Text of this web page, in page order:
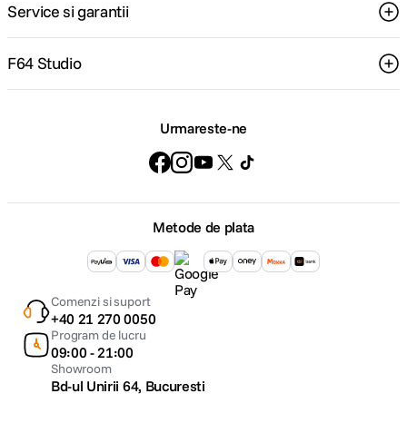
Service si garantii
F64 Studio
Urmareste-ne
Metode de plata
Comenzi si suport
+40 21 270 0050
Program de lucru
09:00 - 21:00
Showroom
Bd-ul Unirii 64, Bucuresti